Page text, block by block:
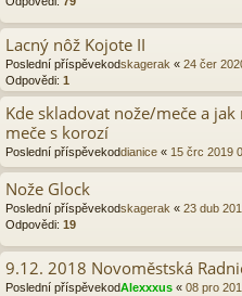
Lacný nôž Kojote II
Poslední příspěvekodskagerak « 24 čer
Odpovědi: 1
Kde skladovat nože/meče a
meče s korozí
Poslední příspěvekoddianice « 15 črc 2019
Nože Glock
Poslední příspěvekodskagerak « 23 dub
Odpovědi: 19
9.12. 2018 Novoměstská
Poslední příspěvekodAlexxxus « 08 pro